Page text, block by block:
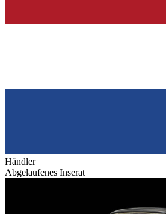
Händler
Abgelaufenes Inserat